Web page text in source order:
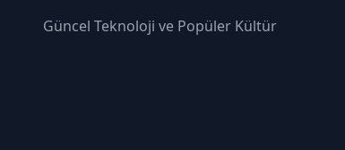
Güncel Teknoloji ve Popüler Kültür